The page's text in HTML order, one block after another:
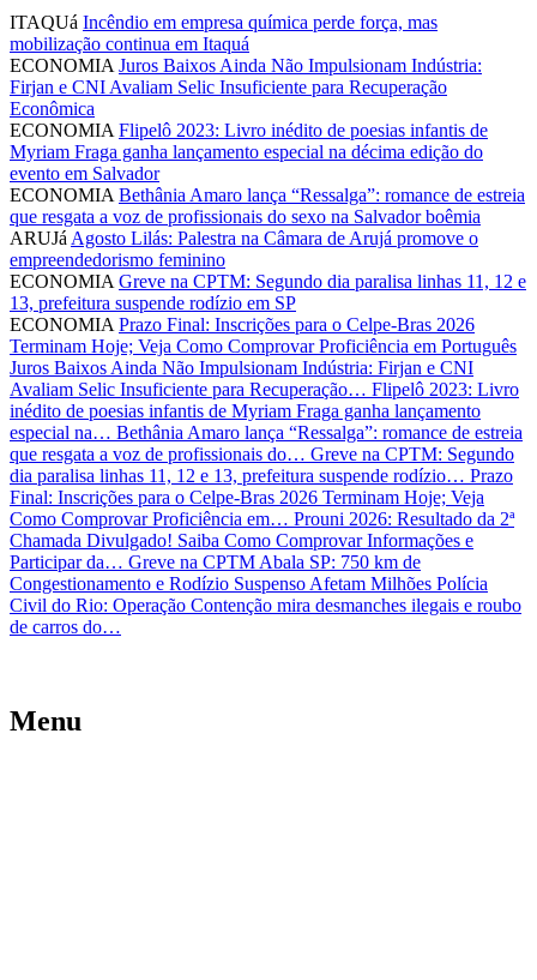
ITAQUá Incêndio em empresa química perde força, mas
mobilização continua em Itaquá
ECONOMIA Juros Baixos Ainda Não Impulsionam Indústria:
Firjan e CNI Avaliam Selic Insuficiente para Recuperação
Econômica
ECONOMIA Flipelô 2023: Livro inédito de poesias infantis de
Myriam Fraga ganha lançamento especial na décima edição do
evento em Salvador
ECONOMIA Bethânia Amaro lança “Ressalga”: romance de estreia
que resgata a voz de profissionais do sexo na Salvador boêmia
ARUJá Agosto Lilás: Palestra na Câmara de Arujá promove o
empreendedorismo feminino
ECONOMIA Greve na CPTM: Segundo dia paralisa linhas 11, 12 e
13, prefeitura suspende rodízio em SP
ECONOMIA Prazo Final: Inscrições para o Celpe-Bras 2026
Terminam Hoje; Veja Como Comprovar Proficiência em Português
Juros Baixos Ainda Não Impulsionam Indústria: Firjan e CNI
Avaliam Selic Insuficiente para Recuperação… Flipelô 2023: Livro
inédito de poesias infantis de Myriam Fraga ganha lançamento
especial na… Bethânia Amaro lança “Ressalga”: romance de estreia
que resgata a voz de profissionais do… Greve na CPTM: Segundo
dia paralisa linhas 11, 12 e 13, prefeitura suspende rodízio… Prazo
Final: Inscrições para o Celpe-Bras 2026 Terminam Hoje; Veja
Como Comprovar Proficiência em… Prouni 2026: Resultado da 2ª
Chamada Divulgado! Saiba Como Comprovar Informações e
Participar da… Greve na CPTM Abala SP: 750 km de
Congestionamento e Rodízio Suspenso Afetam Milhões Polícia
Civil do Rio: Operação Contenção mira desmanches ilegais e roubo
de carros do…
Menu